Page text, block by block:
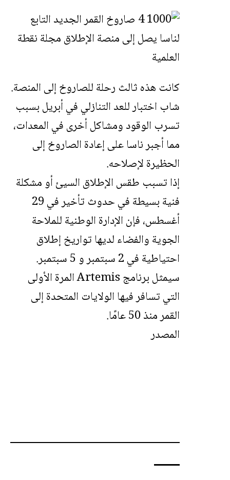
كانت هذه ثالث رحلة للصاروخ إلى المنصة.
شاب اختبار للعد التنازلي في أبريل بسبب
تسرب الوقود ومشاكل أخرى في المعدات،
مما أجبر ناسا على إعادة الصاروخ إلى
الحظيرة لإصلاحه.
إذا تسبب طقس الإطلاق السيئ أو مشكلة
فنية بسيطة في حدوث تأخير في 29
أغسطس، فإن الإدارة الوطنية للملاحة
الجوية والفضاء لديها تواريخ إطلاق
احتياطية في 2 سبتمبر و 5 سبتمبر.
سيمثل برنامج Artemis المرة الأولى
التي تسافر فيها الولايات المتحدة إلى
القمر منذ 50 عامًا.
المصدر